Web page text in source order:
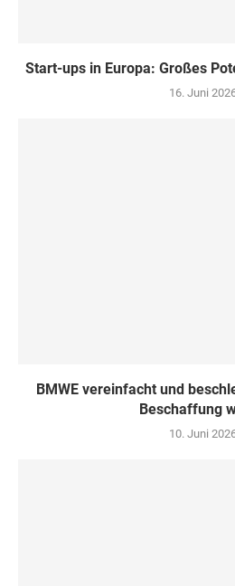
Start-ups in Europa: Großes
16. Juni
BMWE vereinfacht und
Beschaffung
10. Juni